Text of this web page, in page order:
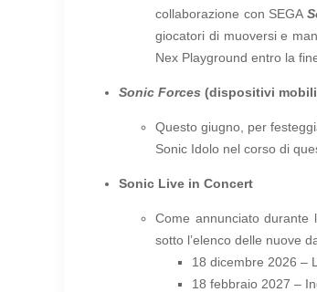
collaborazione con SEGA
giocatori di muoversi e
Nex Playground entro la
Sonic Forces (dispositivi
Questo giugno, per
Sonic Idolo nel corso di
Sonic Live in Concert
Come annunciato durante
sotto l’elenco delle nuove
18 dicembre 2026 –
18 febbraio 2027 –